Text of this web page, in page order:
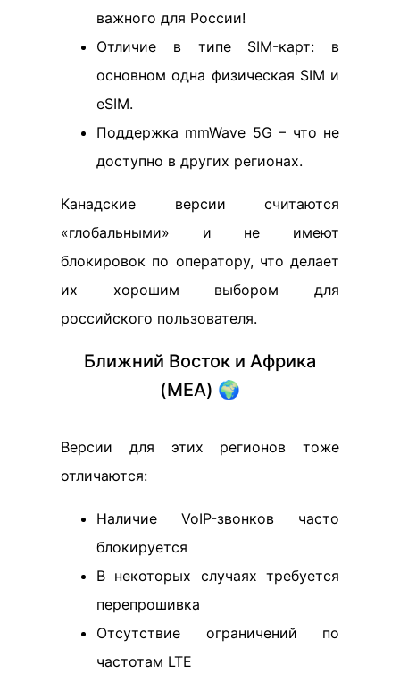
важного для России!
Отличие в типе SIM-карт: в
основном одна физическая SIM и
eSIM.
Поддержка mmWave 5G – что не
доступно в других регионах.
Канадские версии считаются
«глобальными» и не имеют
блокировок по оператору, что делает
их хорошим выбором для
российского пользователя.
Ближний Восток и Африка
(MEA) 🌍
Версии для этих регионов тоже
отличаются:
Наличие VoIP-звонков часто
блокируется
В некоторых случаях требуется
перепрошивка
Отсутствие ограничений по
частотам LTE